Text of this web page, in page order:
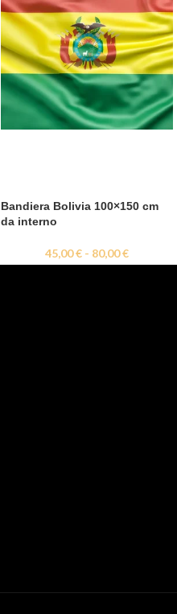
Bandiera Bolivia 100×150 cm
da interno
45,00€ - 80,00€